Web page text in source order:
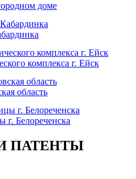
доме
комплекса г. Ейск
область
г. Белореченска
ПАТЕНТЫ